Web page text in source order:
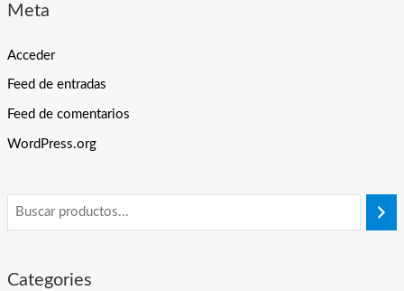
Meta
Acceder
Feed de entradas
Feed de comentarios
WordPress.org
Categories